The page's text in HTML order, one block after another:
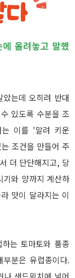
올려놓고 말했
는데 오히려 반대
있도록 수분을 조
는 이를 '말려 키운
조건을 만들어 주
더 단단해지고, 당
와 양까지 계산하
맛이 달라지는 이
는 토마토와 품종
분은 유럽종이다.